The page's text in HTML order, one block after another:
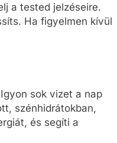
a tested jelzéseire.
Ha figyelmen kívül
sok vizet a nap
szénhidrátokban,
és segíti a